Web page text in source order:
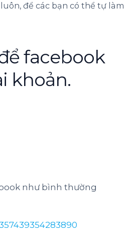
để các bạn có thể tự làm
facebook
khoản.
như bình thường